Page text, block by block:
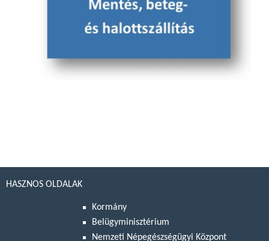
HASZNOS OLDALAK
Kormány
Belügyminisztérium
Nemzeti Népegészségügyi Központ